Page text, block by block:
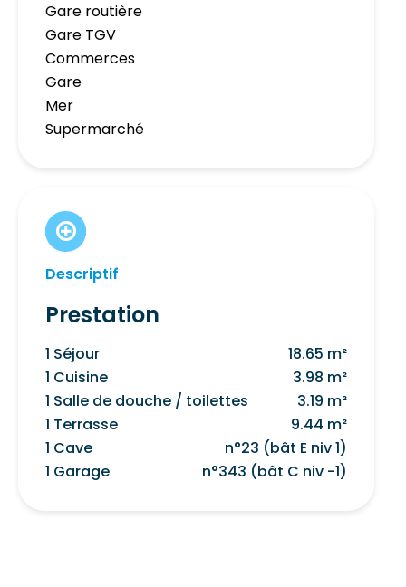
Gare routière
Gare TGV
Commerces
Gare
Mer
Supermarché
Descriptif
Prestation
1 Séjour
18.65 m²
1 Cuisine
3.98 m²
1 Salle de douche / toilettes
3.19 m²
1 Terrasse
9.44 m²
1 Cave
n°23 (bât E niv 1)
1 Garage
n°343 (bât C niv -1)